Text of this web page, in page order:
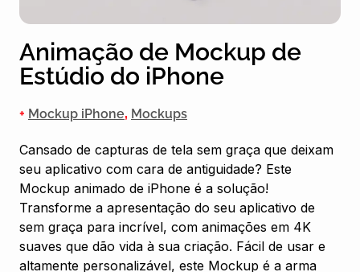
Animação de Mockup de
Estúdio do iPhone
+ Mockup iPhone, Mockups
Cansado de capturas de tela sem graça que deixam
seu aplicativo com cara de antiguidade? Este
Mockup animado de iPhone é a solução!
Transforme a apresentação do seu aplicativo de
sem graça para incrível, com animações em 4K
suaves que dão vida à sua criação. Fácil de usar e
altamente personalizável, este Mockup é a arma